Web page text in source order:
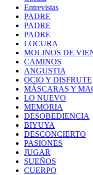
Entrevistas
PADRE
PADRE
PADRE
LOCURA
MOLINOS DE
CAMINOS
ANGUSTIA
OCIO Y DISFRUTE
MÁSCARAS Y
LO NUEVO
MEMORIA
DESOBEDIENCIA
BIYUYA
DESCONCIERTO
PASIONES
JUGAR
SUEÑOS
CUERPO